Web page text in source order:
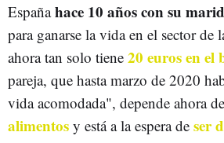
Españahace 10 años con su
para ganarse la vida en el sector de
ahora tan solo tiene 20 euros en el
pareja, que hasta marzo de 2020
vida acomodada", depende ahora
alimentos y está a la espera de ser